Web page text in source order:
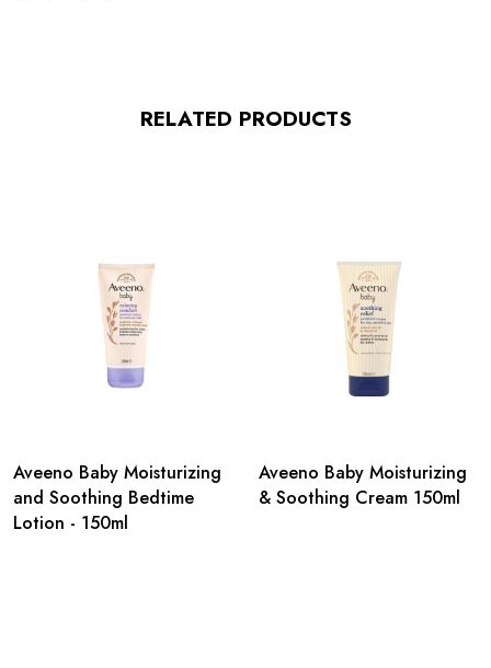
RELATED PRODUCTS
Aveeno Baby Moisturizing
and Soothing Bedtime
Lotion - 150ml
Aveeno Baby Moisturizing
& Soothing Cream 150ml